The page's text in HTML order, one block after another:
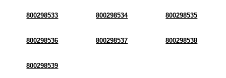
800298533 800298534 800298535
800298536 800298537 800298538
800298539